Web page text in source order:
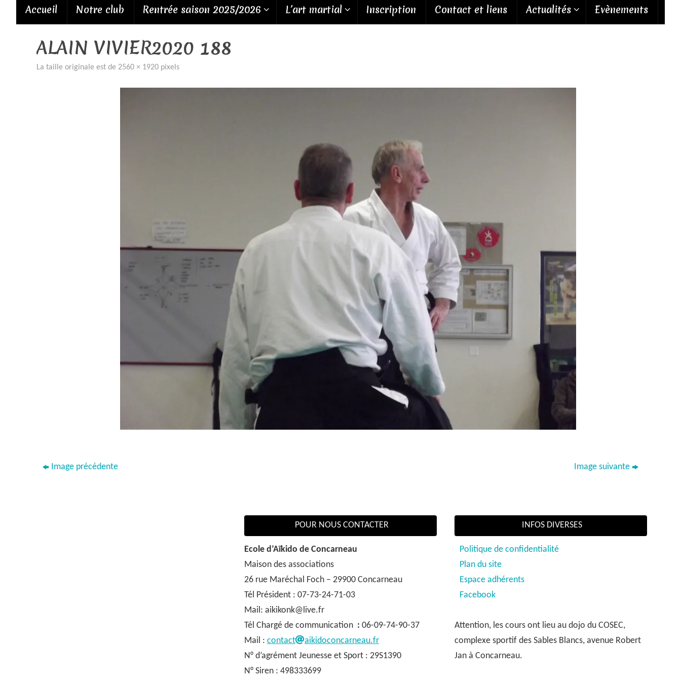
Accueil Notre club Rentrée saison 2025/2026 L’art martial Inscription Contact et liens Actualités Evènements
ALAIN VIVIER2020 188
La taille originale est de 2560 × 1920 pixels
Image précédente Image suivante
POUR NOUS CONTACTER
Ecole d’Aïkido de Concarneau
Maison des associations
26 rue Maréchal Foch – 29900 Concarneau
Tél Président : 07-73-24-71-03
Mail: aikikonk@live.fr
Tél Chargé de communication : 06-09-74-90-37
Mail : contact
aikidoconcarneau.fr
N° d’agrément Jeunesse et Sport : 29S1390
N° Siren : 498333699
INFOS DIVERSES
Politique de confidentialité
Plan du site
Espace adhérents
Facebook
Attention, les cours ont lieu au dojo du COSEC,
complexe sportif des Sables Blancs, avenue Robert
Jan à Concarneau.